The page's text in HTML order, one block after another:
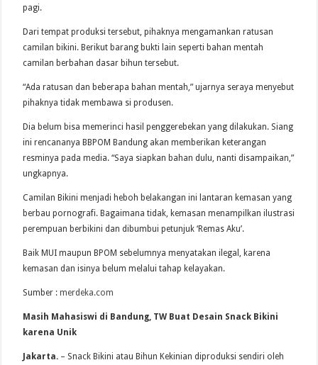
pagi.
Dari tempat produksi tersebut, pihaknya mengamankan ratusan
camilan bikini. Berikut barang bukti lain seperti bahan mentah
camilan berbahan dasar bihun tersebut.
“Ada ratusan dan beberapa bahan mentah,” ujarnya seraya menyebut
pihaknya tidak membawa si produsen.
Dia belum bisa memerinci hasil penggerebekan yang dilakukan. Siang
ini rencananya BBPOM Bandung akan memberikan keterangan
resminya pada media. “Saya siapkan bahan dulu, nanti disampaikan,”
ungkapnya.
Camilan Bikini menjadi heboh belakangan ini lantaran kemasan yang
berbau pornografi. Bagaimana tidak, kemasan menampilkan ilustrasi
perempuan berbikini dan dibumbui petunjuk ‘Remas Aku’.
Baik MUI maupun BPOM sebelumnya menyatakan ilegal, karena
kemasan dan isinya belum melalui tahap kelayakan.
Sumber :merdeka.com
Masih Mahasiswi di Bandung, TW Buat Desain Snack Bikini
karena Unik
Jakarta. – Snack Bikini atau Bihun Kekinian diproduksi sendiri oleh